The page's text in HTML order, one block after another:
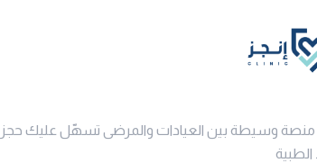
منصة وسيطة بين العيادات والمرضى تسهّل عليك حجز
الطبية